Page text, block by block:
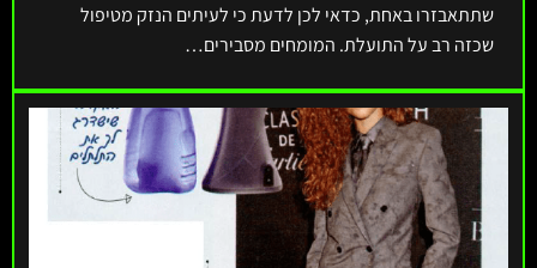
שתתאבזרו באחת, כדאי לכן לדעת כי לעיתים הנזק מטיפול
שכזה רב על התועלת. המומחים מסבירים…